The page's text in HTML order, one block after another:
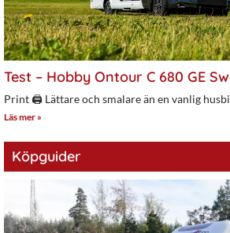
Test – Hobby Ontour C 680 GE
Print 🖨 Lättare och smalare än en vanlig
Läs mer »
Köpguider